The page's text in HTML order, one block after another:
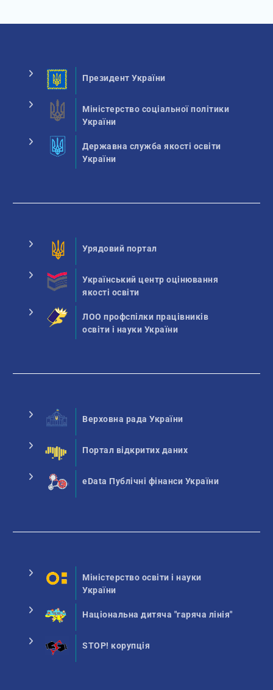
Президент України
Міністерство соціальної політики
України
Державна служба якості освіти
України
Урядовий портал
Український центр оцінювання
якості освіти
ЛОО профспілки працівників
освіти і науки України
Верховна рада України
Портал відкритих даних
eData Публічні фінанси України
Міністерство освіти і науки
України
Національна дитяча "гаряча лінія"
STOP! корупція